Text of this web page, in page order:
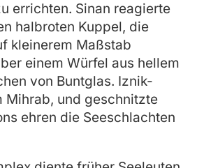
errichten. Sinan reagierte
halbroten Kuppel, die
kleinerem Maßstab
einem Würfel aus hellem
von Buntglas. Iznik-
Mihrab, und geschnitzte
ehren die Seeschlachten